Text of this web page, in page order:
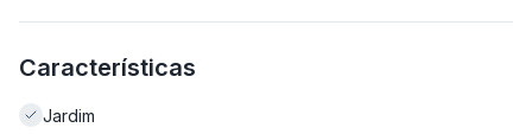
Características
Jardim